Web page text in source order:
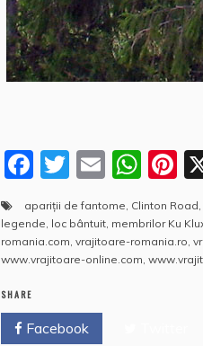
F
a
c
e
o
o
T
w
itt
er
E
ai
l
W
h
at
s
Pi
nt
er
e
apariţii de fantome, Clinton Road,
legende, loc bântuit, membrilor Ku
romania.com, vrajitoare-romania.ro,
www.vrajitoare-online.com,
SHARE
Facebook